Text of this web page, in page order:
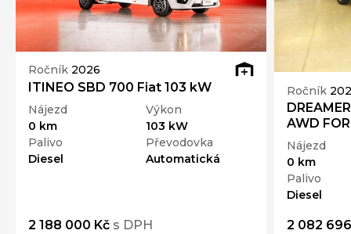
Ročník 2026
ITINEO SBD 700 Fiat 103 kW
Nájezd
0 km
Výkon
103 kW
Palivo
Diesel
Převodovka
Automatická
2 188 000 Kč s DPH
Ročník
AWD
Nájezd
0 km
Palivo
Diesel
2 082